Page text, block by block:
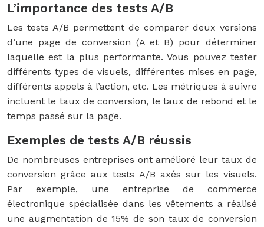
L’importance des tests A/B
Les tests A/B permettent de comparer deux versions
d’une page de conversion (A et B) pour déterminer
laquelle est la plus performante. Vous pouvez tester
différents types de visuels, différentes mises en page,
différents appels à l’action, etc. Les métriques à suivre
incluent le taux de conversion, le taux de rebond et le
temps passé sur la page.
Exemples de tests A/B réussis
De nombreuses entreprises ont amélioré leur taux de
conversion grâce aux tests A/B axés sur les visuels.
Par exemple, une entreprise de commerce
électronique spécialisée dans les vêtements a réalisé
une augmentation de 15% de son taux de conversion